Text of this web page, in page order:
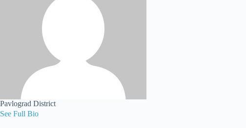
Pavlograd District
See Full Bio